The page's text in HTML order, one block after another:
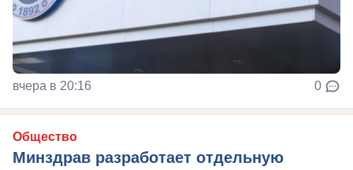
вчера в 20:16 0
Общество
Минздрав разработает отдельную